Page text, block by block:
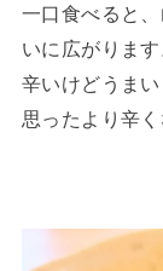
一口食べると
いに広がります
辛いけどうまい
思ったより辛